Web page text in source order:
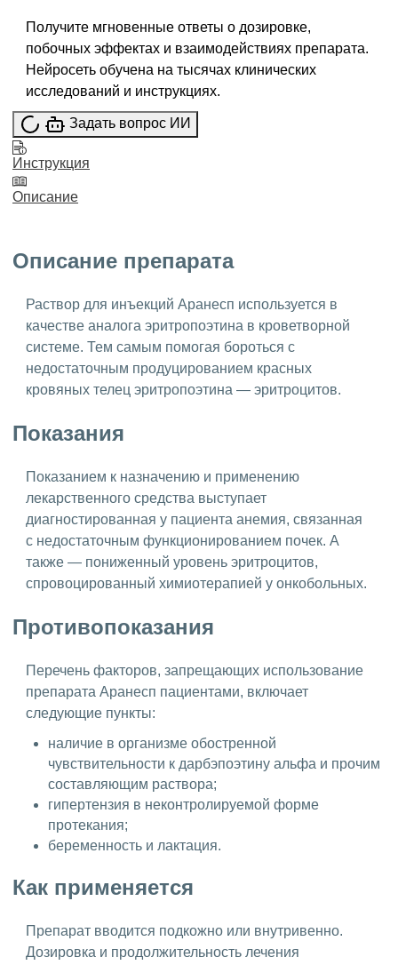
Получите мгновенные ответы о дозировке,
побочных эффектах и взаимодействиях препарата.
Нейросеть обучена на тысячах клинических
исследований и инструкциях.
Задать вопрос ИИ
Инструкция
Описание
Описание препарата
Раствор для инъекций Аранесп используется в
качестве аналога эритропоэтина в кроветворной
системе. Тем самым помогая бороться с
недостаточным продуцированием красных
кровяных телец эритропоэтина — эритроцитов.
Показания
Показанием к назначению и применению
лекарственного средства выступает
диагностированная у пациента анемия, связанная
с недостаточным функционированием почек. А
также — пониженный уровень эритроцитов,
спровоцированный химиотерапией у онкобольных.
Противопоказания
Перечень факторов, запрещающих использование
препарата Аранесп пациентами, включает
следующие пункты:
наличие в организме обостренной
чувствительности к дарбэпоэтину альфа и прочим
составляющим раствора;
гипертензия в неконтролируемой форме
протекания;
беременность и лактация.
Как применяется
Препарат вводится подкожно или внутривенно.
Дозировка и продолжительность лечения